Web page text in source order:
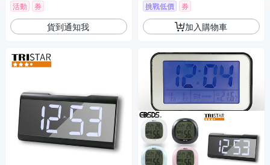
活動 券
貨到通知我
挑戰低價 券
加入購物車